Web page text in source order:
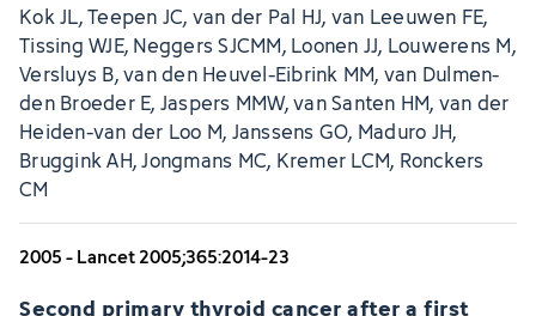
Kok JL, Teepen JC, van der Pal HJ, van Leeuwen FE,
Tissing WJE, Neggers SJCMM, Loonen JJ, Louwerens M,
Versluys B, van den Heuvel-Eibrink MM, van Dulmen-
den Broeder E, Jaspers MMW, van Santen HM, van der
Heiden-van der Loo M, Janssens GO, Maduro JH,
Bruggink AH, Jongmans MC, Kremer LCM, Ronckers
CM
2005 - Lancet 2005;365:2014-23
Second primary thyroid cancer after a first